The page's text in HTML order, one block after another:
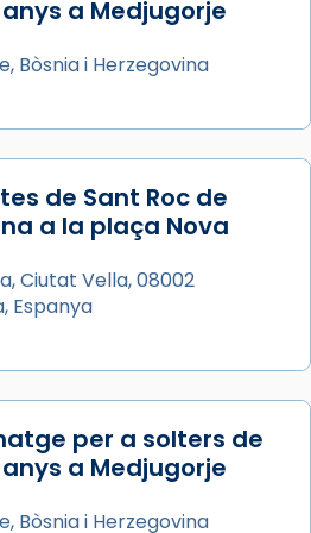
és juntament amb el
un dels que
de prop Jesús.
Fets (12,2) fou el primer
a Jerusalem per
l'any 44).
i més tard de tota
fou un gran
a Medjugorje
Bòsnia i Herzegovina
de Sant Roc de
a la plaça Nova
Ciutat Vella, 08002
Espanya
per a solters de
a Medjugorje
Bòsnia i Herzegovina